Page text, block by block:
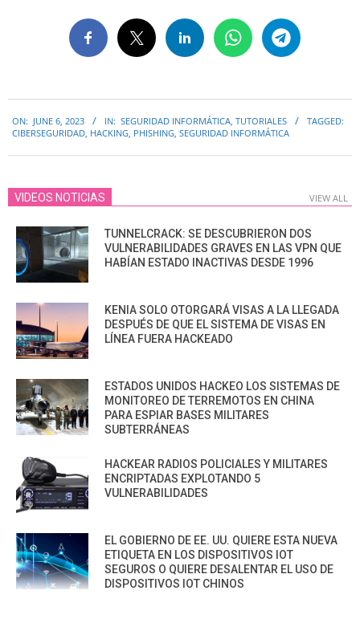
06-
ON: JUNE 6, 2023 IN: SEGURIDAD INFORMÁTICA, TUTORIALES
TAGGED:
CIBERSEGURIDAD, HACKING, PHISHING, SEGURIDAD INFORMÁTICA
VIDEOS NOTICIAS VIEW ALL
TUNNELCRACK: SE DESCUBRIERON DOS
VULNERABILIDADES GRAVES EN LAS VPN QUE
HABÍAN ESTADO INACTIVAS DESDE 1996
KENIA SOLO OTORGARÁ VISAS A LA LLEGADA
DESPUÉS DE QUE EL SISTEMA DE VISAS EN
LÍNEA FUERA HACKEADO
ESTADOS UNIDOS HACKEO LOS SISTEMAS DE
MONITOREO DE TERREMOTOS EN CHINA
PARA ESPIAR BASES MILITARES
SUBTERRÁNEAS
HACKEAR RADIOS POLICIALES Y MILITARES
ENCRIPTADAS EXPLOTANDO 5
VULNERABILIDADES
EL GOBIERNO DE EE. UU. QUIERE ESTA NUEVA
ETIQUETA EN LOS DISPOSITIVOS IOT
SEGUROS O QUIERE DESALENTAR EL USO DE
DISPOSITIVOS IOT CHINOS